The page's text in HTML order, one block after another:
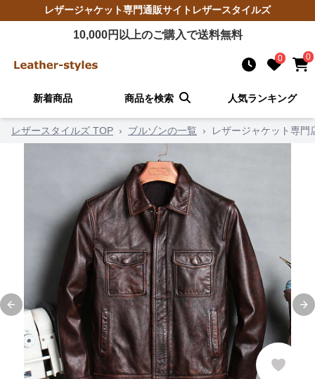
レザージャケット専門通販サイト レザースタイルズ
10,000円以上のご購入で送料無料
0 0
新着商品 商品を検索 人気ランキング
レザースタイルズ TOP › ブルゾンの一覧 › レザージャケット専
Previous slide